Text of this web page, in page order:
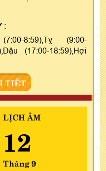
:
8:59),Tỵ (9:00-
(17:00-18:59),Hợi
TIẾT
LỊCH ÂM
12
Tháng 9